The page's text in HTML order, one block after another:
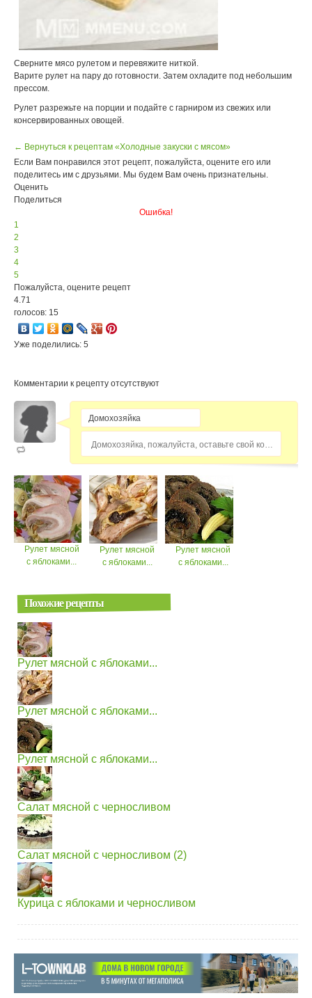
Сверните мясо рулетом и перевяжите ниткой.
Варите рулет на пару до готовности. Затем охладите под небольшим
прессом.
Рулет разрежьте на порции и подайте с гарниром из свежих или
консервированных овощей.
← Вернуться к рецептам «Холодные закуски с мясом»
Если Вам понравился этот рецепт, пожалуйста, оцените его или
поделитесь им с друзьями. Мы будем Вам очень признательны.
Оценить
Поделиться
Ошибка!
1
2
3
4
5
Пожалуйста, оцените рецепт
4.71
голосов: 15
Уже поделились: 5
Комментарии к рецепту отсутствуют
Домохозяйка, пожалуйста, оставьте свой комментарий...
Рулет мясной
с яблоками...
Рулет мясной
с яблоками...
Рулет мясной
с яблоками...
Похожие рецепты
Рулет мясной с яблоками...
Рулет мясной с яблоками...
Рулет мясной с яблоками...
Салат мясной с черносливом
Салат мясной с черносливом (2)
Курица с яблоками и черносливом